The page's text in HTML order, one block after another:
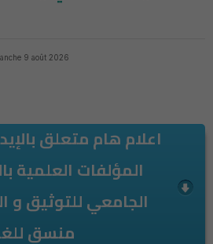
9 août 2026
اعلام هام متعلق
المؤلفات العلمية
الجامعي للتوثيق و
منسق